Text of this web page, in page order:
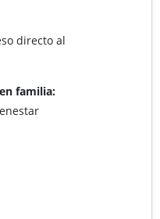
directo al
familia: